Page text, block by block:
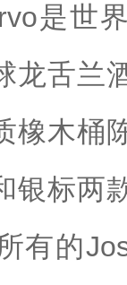
是世
龙舌兰
橡木桶
银标两
有的